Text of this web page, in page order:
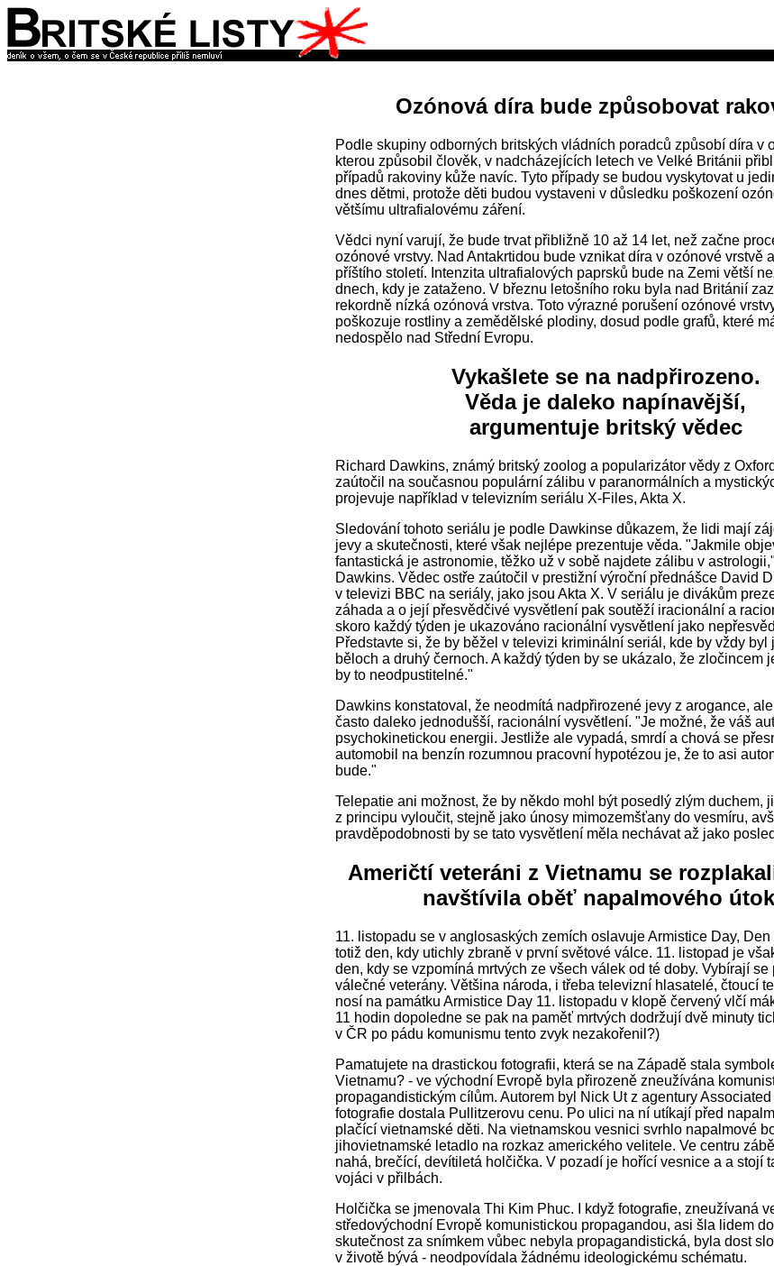
Ozónová díra bude způsobovat
Podle skupiny odborných britských vládních poradců způsobí díra v
kterou způsobil člověk, v nadcházejících letech ve Velké Británii
případů rakoviny kůže navíc. Tyto případy se budou vyskytovat u
dnes dětmi, protože děti budou vystaveni v důsledku poškození
většímu ultrafialovému záření.
Vědci nyní varují, že bude trvat přibližně 10 až 14 let, než začne
ozónové vrstvy. Nad Antakrtidou bude vznikat díra v ozónové vrstvě
příštího století. Intenzita ultrafialových paprsků bude na Zemi větší
dnech, kdy je zataženo. V březnu letošního roku byla nad Británií
rekordně nízká ozónová vrstva. Toto výrazné porušení ozónové
poškozuje rostliny a zemědělské plodiny, dosud podle grafů, které
nedospělo nad Střední Evropu.
Vykašlete se na nadpřirozeno.
Věda je daleko napínavější,
argumentuje britský vědec
Richard Dawkins, známý britský zoolog a popularizátor vědy z
zaútočil na současnou populární zálibu v paranormálních a
projevuje například v televizním seriálu X-Files, Akta X.
Sledování tohoto seriálu je podle Dawkinse důkazem, že lidi mají
jevy a skutečnosti, které však nejlépe prezentuje věda. "Jakmile
fantastická je astronomie, těžko už v sobě najdete zálibu v
Dawkins. Vědec ostře zaútočil v prestižní výroční přednášce David
v televizi BBC na seriály, jako jsou Akta X. V seriálu je divákům
záhada a o její přesvědčivé vysvětlení pak soutěží iracionální a
skoro každý týden je ukazováno racionální vysvětlení jako
Představte si, že by běžel v televizi kriminální seriál, kde by vždy byl
běloch a druhý černoch. A každý týden by se ukázalo, že zločincem
by to neodpustitelné."
Dawkins konstatoval, že neodmítá nadpřirozené jevy z arogance,
často daleko jednodušší, racionální vysvětlení. "Je možné, že váš
psychokinetickou energii. Jestliže ale vypadá, smrdí a chová se
automobil na benzín rozumnou pracovní hypotézou je, že to asi
bude."
Telepatie ani možnost, že by někdo mohl být posedlý zlým duchem,
z principu vyloučit, stejně jako únosy mimozemšťany do vesmíru,
pravděpodobnosti by se tato vysvětlení měla nechávat až jako
Američtí veteráni z Vietnamu se
navštívila oběť napalmového
11. listopadu se v anglosaských zemích oslavuje Armistice Day, Den
totiž den, kdy utichly zbraně v první světové válce. 11. listopad je
den, kdy se vzpomíná mrtvých ze všech válek od té doby. Vybírají se
válečné veterány. Většina národa, i třeba televizní hlasatelé, čtoucí
nosí na památku Armistice Day 11. listopadu v klopě červený vlčí
11 hodin dopoledne se pak na paměť mrtvých dodržují dvě minuty
v ČR po pádu komunismu tento zvyk nezakořenil?)
Pamatujete na drastickou fotografii, která se na Západě stala
Vietnamu? - ve východní Evropě byla přirozeně zneužívána
propagandistickým cílům. Autorem byl Nick Ut z agentury Associated
fotografie dostala Pullitzerovu cenu. Po ulici na ní utíkají před
plačící vietnamské děti. Na vietnamskou vesnici svrhlo napalmové
jihovietnamské letadlo na rozkaz amerického velitele. Ve centru
nahá, brečící, devítiletá holčička. V pozadí je hořící vesnice a a stojí
vojáci v přilbách.
Holčička se jmenovala Thi Kim Phuc. I když fotografie, zneužívaná
středovýchodní Evropě komunistickou propagandou, asi šla lidem
skutečnost za snímkem vůbec nebyla propagandistická, byla dost
v životě bývá - neodpovídala žádnému ideologickému schématu.